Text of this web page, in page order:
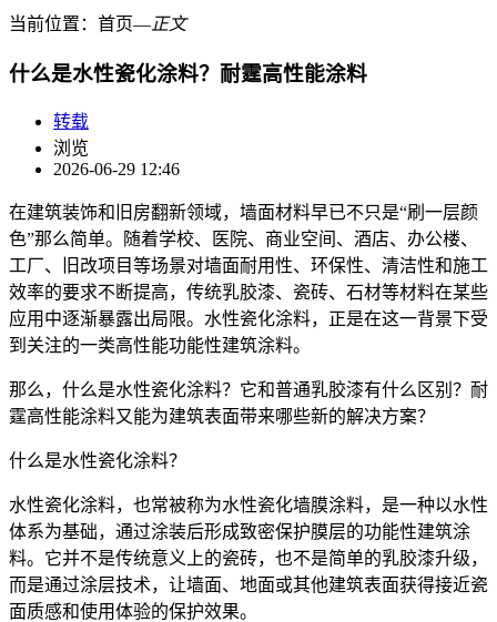
当前位置： 首页―正文
什么是水性瓷化涂料？耐霆高性能涂料
转载
浏览
2026-06-29 12:46
在建筑装饰和旧房翻新领域，墙面材料早已不只是“刷一层颜
色”那么简单。随着学校、医院、商业空间、酒店、办公楼、
工厂、旧改项目等场景对墙面耐用性、环保性、清洁性和施工
效率的要求不断提高，传统乳胶漆、瓷砖、石材等材料在某些
应用中逐渐暴露出局限。水性瓷化涂料，正是在这一背景下受
到关注的一类高性能功能性建筑涂料。
那么，什么是水性瓷化涂料？它和普通乳胶漆有什么区别？耐
霆高性能涂料又能为建筑表面带来哪些新的解决方案？
什么是水性瓷化涂料？
水性瓷化涂料，也常被称为水性瓷化墙膜涂料，是一种以水性
体系为基础，通过涂装后形成致密保护膜层的功能性建筑涂
料。它并不是传统意义上的瓷砖，也不是简单的乳胶漆升级，
而是通过涂层技术，让墙面、地面或其他建筑表面获得接近瓷
面质感和使用体验的保护效果。